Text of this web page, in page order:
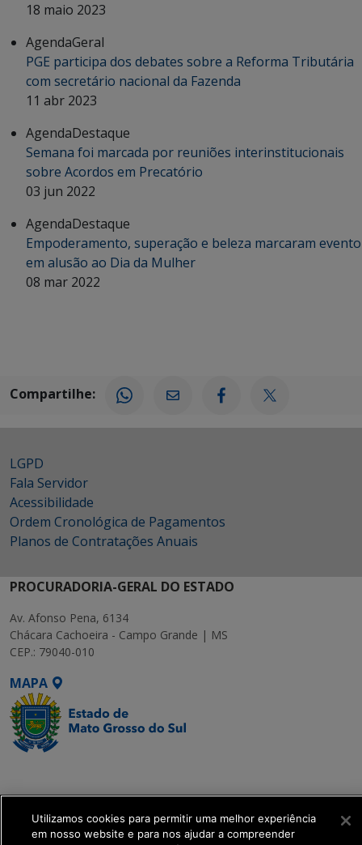
18 maio 2023
AgendaGeral
PGE participa dos debates sobre a Reforma Tributária
com secretário nacional da Fazenda
11 abr 2023
AgendaDestaque
Semana foi marcada por reuniões interinstitucionais
sobre Acordos em Precatório
03 jun 2022
AgendaDestaque
Empoderamento, superação e beleza marcaram evento
em alusão ao Dia da Mulher
08 mar 2022
Compartilhe:
LGPD
Fala Servidor
Acessibilidade
Ordem Cronológica de Pagamentos
Planos de Contratações Anuais
PROCURADORIA-GERAL DO ESTADO
Av. Afonso Pena, 6134
Chácara Cachoeira - Campo Grande | MS
CEP.: 79040-010
MAPA
Executiva de
Transformação Digital
Utilizamos cookies para permitir uma melhor experiência
em nosso website e para nos ajudar a compreender